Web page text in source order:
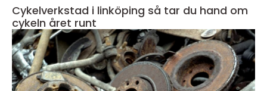
Cykelverkstad i linköping så tar du hand om
cykeln året runt